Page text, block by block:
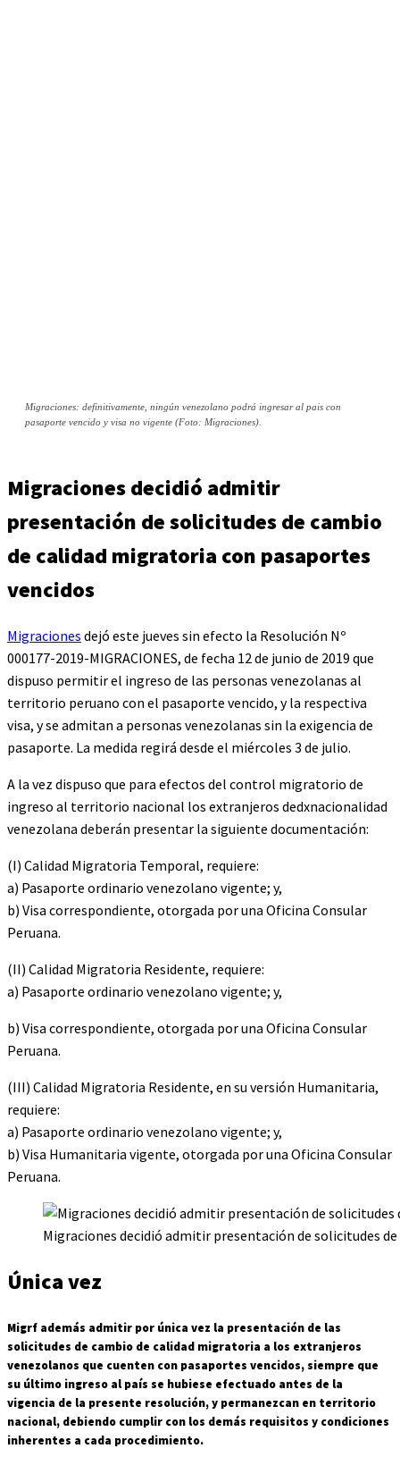
Migraciones: definitivamente, ningún venezolano podrá ingresar al pais con
pasaporte vencido y visa no vigente (Foto: Migraciones).
Migraciones decidió admitir
presentación de solicitudes de cambio
de calidad migratoria con pasaportes
vencidos
Migraciones dejó este jueves sin efecto la Resolución Nº
000177-2019-MIGRACIONES, de fecha 12 de junio de 2019 que
dispuso permitir el ingreso de las personas venezolanas al
territorio peruano con el pasaporte vencido, y la respectiva
visa, y se admitan a personas venezolanas sin la exigencia de
pasaporte. La medida regirá desde el miércoles 3 de julio.
A la vez dispuso que para efectos del control migratorio de
ingreso al territorio nacional los extranjeros dedxnacionalidad
venezolana deberán presentar la siguiente documentación:
(I) Calidad Migratoria Temporal, requiere:
a) Pasaporte ordinario venezolano vigente; y,
b) Visa correspondiente, otorgada por una Oficina Consular
Peruana.
(II) Calidad Migratoria Residente, requiere:
a) Pasaporte ordinario venezolano vigente; y,
b) Visa correspondiente, otorgada por una Oficina Consular
Peruana.
(III) Calidad Migratoria Residente, en su versión Humanitaria,
requiere:
a) Pasaporte ordinario venezolano vigente; y,
b) Visa Humanitaria vigente, otorgada por una Oficina Consular
Peruana.
Migraciones decidió admitir presentación de solicitudes
Única vez
Migrf además admitir por única vez la presentación de las
solicitudes de cambio de calidad migratoria a los extranjeros
venezolanos que cuenten con pasaportes vencidos, siempre que
su último ingreso al país se hubiese efectuado antes de la
vigencia de la presente resolución, y permanezcan en territorio
nacional, debiendo cumplir con los demás requisitos y condiciones
inherentes a cada procedimiento.